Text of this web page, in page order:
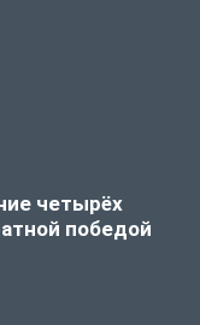
четырёх
победой